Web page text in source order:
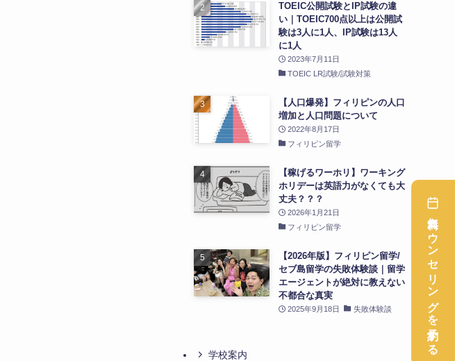
TOEIC公開試験とIP試験の違
い｜TOEIC700点以上は公開試
験は3人に1人、IP試験は13人
に1人
2023年7月11日
TOEIC LR試験/試験対策
【人口爆発】フィリピンの人口
増加と人口問題について
2022年8月17日
フィリピン留学
【稼げるワーホリ】ワーキング
ホリデーは英語力がなくても大
丈夫？？？
2026年1月21日
フィリピン留学
【2026年版】フィリピン留学/
セブ島留学の失敗体験談｜留学
エージェントが絶対に教えない
不都合な真実
2025年9月18日 失敗体験談
学校案内
無料カウンセリングを予約する